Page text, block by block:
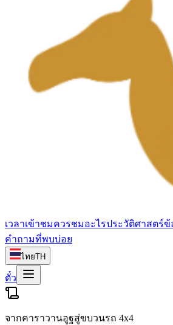
เวลาเข้าชมควรชมอะไรประวัติศาสตร์ข้
คำถามที่พบบ่อย
ไทยTH
ตั๋ว
จากคาราวานอูฐสู่ขบวนรถ 4x4